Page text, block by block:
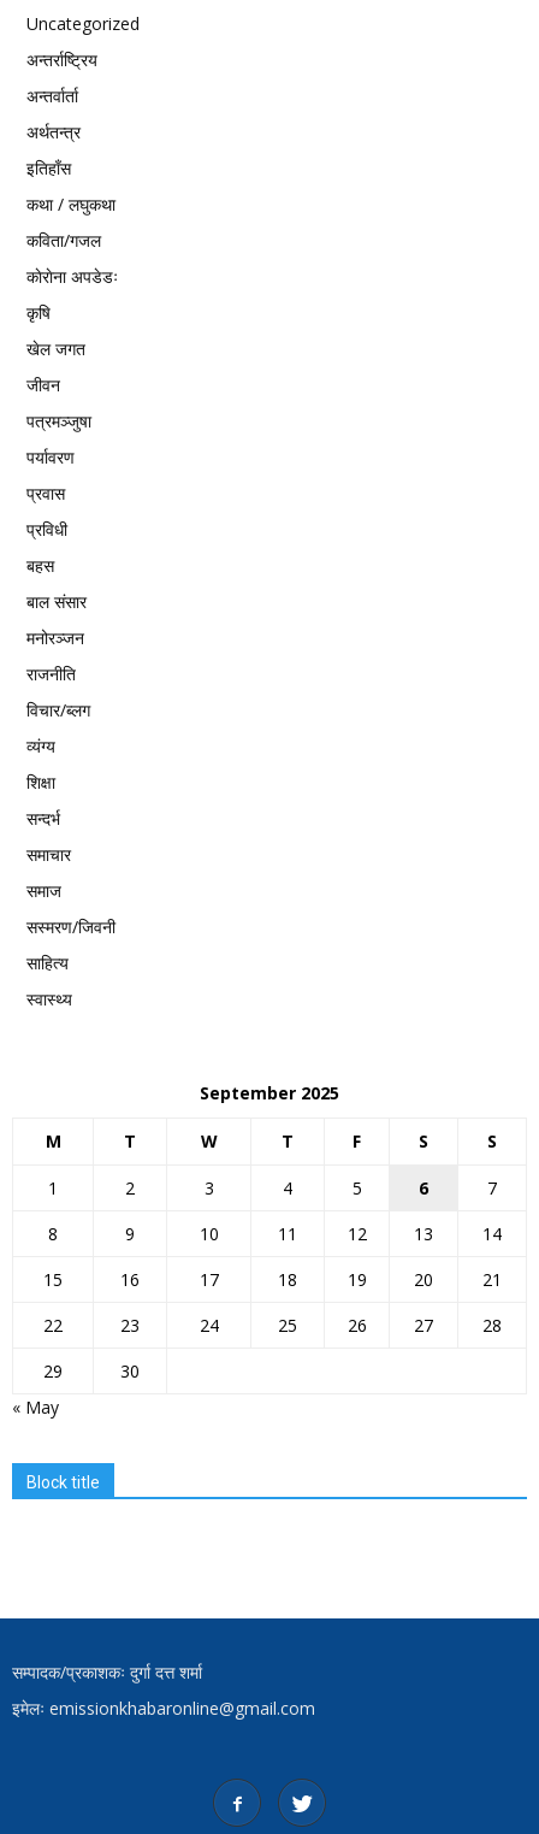
Uncategorized
अन्तर्राष्ट्रिय
अन्तर्वार्ता
अर्थतन्त्र
इतिहाँस
कथा / लघुकथा
कविता/गजल
काेराेना अपडेडः
कृषि
खेल जगत
जीवन
पत्रमञ्जुषा
पर्यावरण
प्रवास
प्रविधी
बहस
बाल संसार
मनोरञ्जन
राजनीति
विचार/ब्लग
व्यंग्य
शिक्षा
सन्दर्भ
समाचार
समाज
सस्मरण/जिवनी
साहित्य
स्वास्थ्य
September 2025
M T W T F S S
1 2 3 4 5 6
7
8
9 10 11 12 13
14
15
16 17 18 19 20
21
22
23 24 25 26 27
28
29
30
« May
Block title
सम्पादक/प्रकाशकः दुर्गा दत्त शर्मा
इमेलः emissionkhabaronline@gmail.com